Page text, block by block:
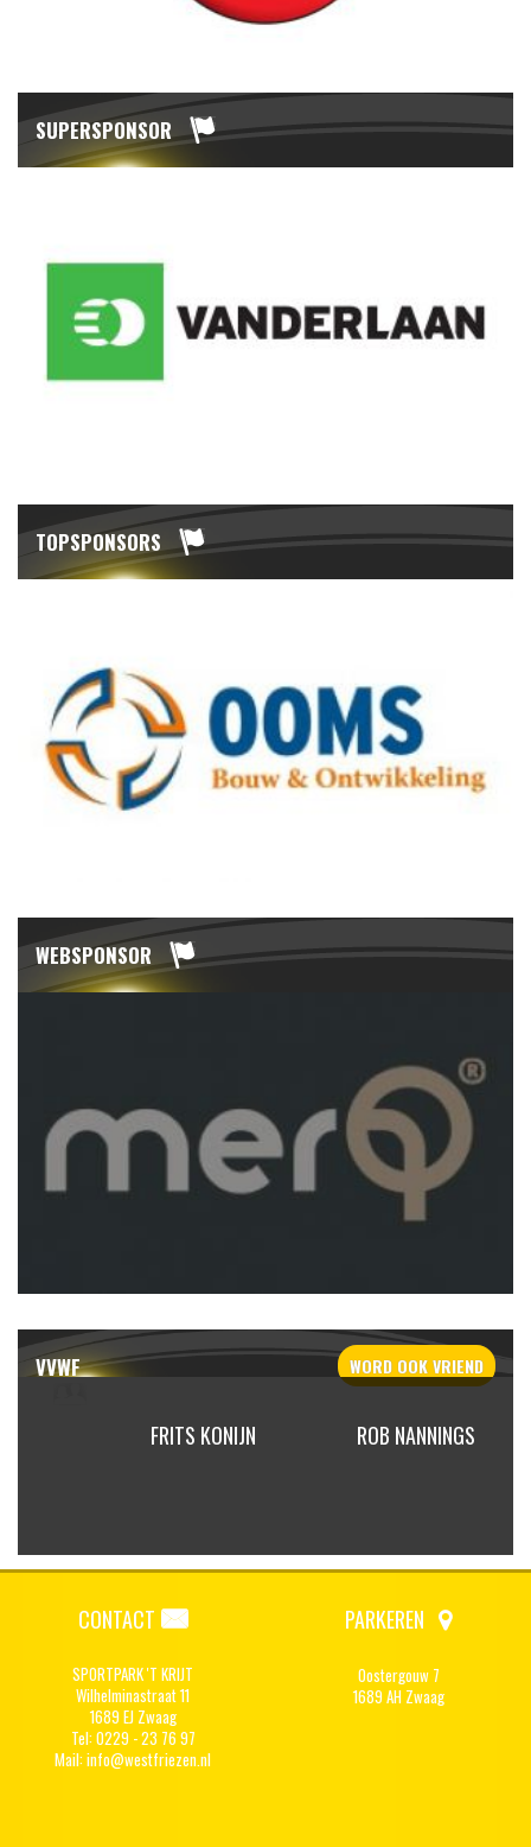
SUPERSPONSOR
TOPSPONSORS
WEBSPONSOR
VVWF WORD OOKVRIEND
FRITS KONIJN ROB NANNINGS
CONTACT
SPORTPARK 'T KRIJT
Wilhelminastraat 11
1689 EJ Zwaag
Tel: 0229 - 23 76 97
Mail:info@westfriezen.nl
PARKEREN
Oostergouw 7
1689 AH Zwaag